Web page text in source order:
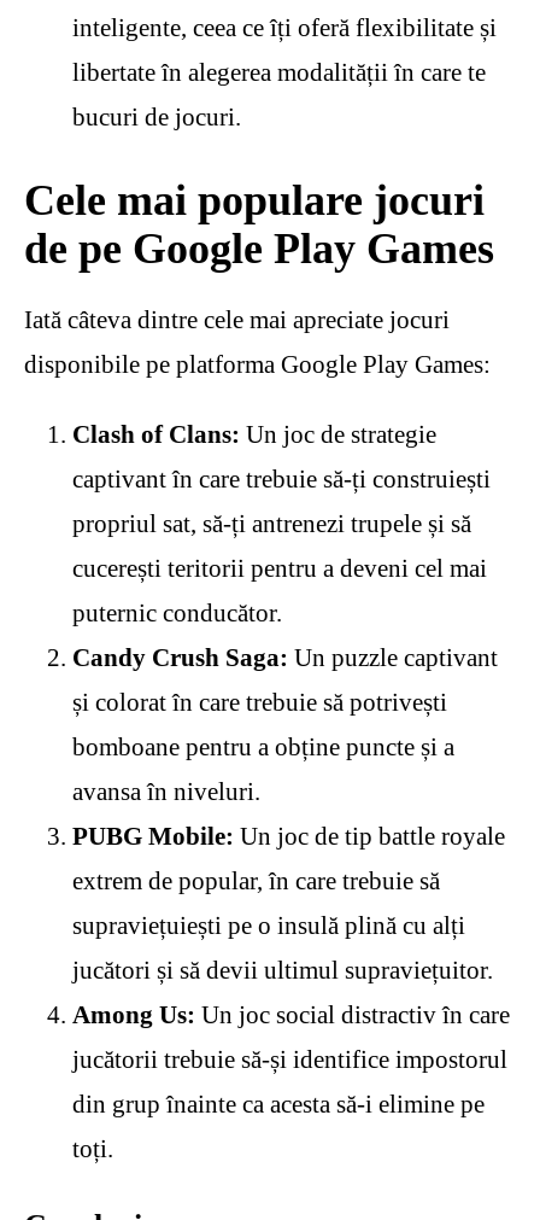
inteligente, ceea ce îți oferă flexibilitate și
libertate în alegerea modalității în care te
bucuri de jocuri.
Cele mai populare jocuri
de pe Google Play Games
Iată câteva dintre cele mai apreciate jocuri
disponibile pe platforma Google Play Games:
Clash of Clans: Un joc de strategie
captivant în care trebuie să-ți construiești
propriul sat, să-ți antrenezi trupele și să
cucerești teritorii pentru a deveni cel mai
puternic conducător.
Candy Crush Saga: Un puzzle captivant
și colorat în care trebuie să potrivești
bomboane pentru a obține puncte și a
avansa în niveluri.
PUBG Mobile: Un joc de tip battle royale
extrem de popular, în care trebuie să
supraviețuiești pe o insulă plină cu alți
jucători și să devii ultimul supraviețuitor.
Among Us: Un joc social distractiv în care
jucătorii trebuie să-și identifice impostorul
din grup înainte ca acesta să-i elimine pe
toți.